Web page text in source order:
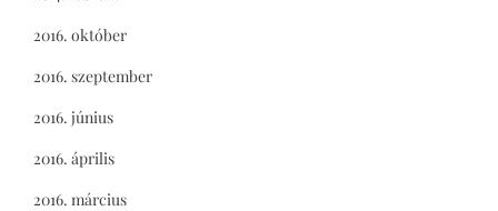
2016. október
2016. szeptember
2016. június
2016. április
2016. március